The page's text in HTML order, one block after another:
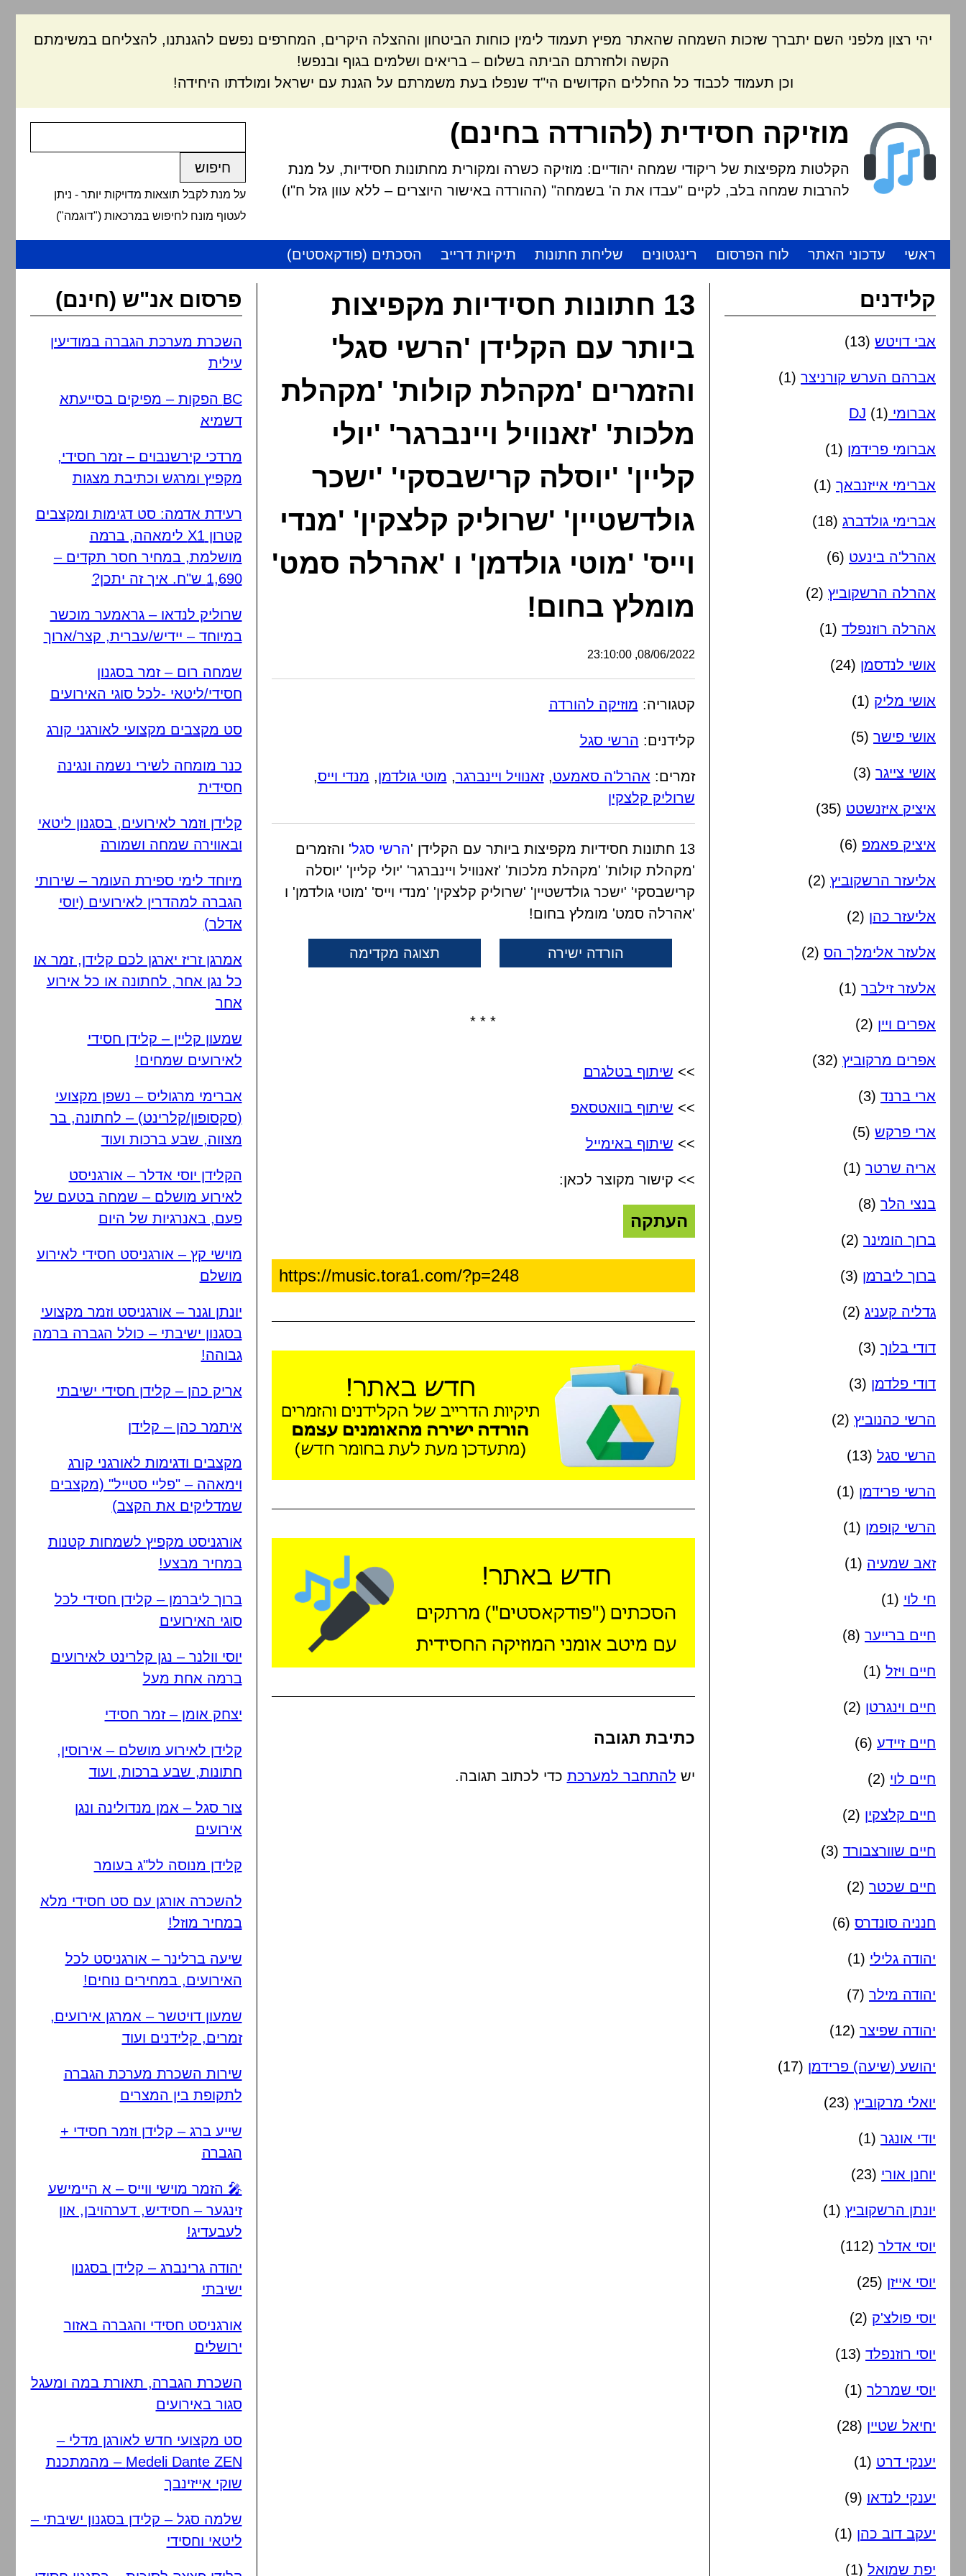
יהי רצון מלפני השם יתברך שזכות השמחה שהאתר מפיץ תעמוד לימין כוחות הביטחון וההצלה היקרים, המחרפים נפשם להגנתנו, להצליחם במשימתם
הקשה ולחזרתם הביתה בשלום – בריאים ושלמים בגוף ובנפש!
וכן תעמוד לכבוד כל החללים הקדושים הי"ד שנפלו בעת משמרתם על הגנת עם ישראל ומולדתו היחידה!
מוזיקה חסידית (להורדה בחינם)
הקלטות מקפיצות של ריקודי שמחה יהודיים: מוזיקה כשרה ומקורית מחתונות חסידיות, על מנת
להרבות שמחה בלב, לקיים "עבדו את ה' בשמחה" (ההורדה באישור היוצרים – ללא עוון גזל ח"ו)
על מנת לקבל תוצאות מדויקות יותר - ניתן
לעטוף מונח לחיפוש במרכאות ("דוגמה")
ראשי עדכוני האתר לוח הפרסום רינגטונים שליחת חתונות תיקיות דרייב הסכתים (פודקאסטים)
13 חתונות חסידיות מקפיצות
ביותר עם הקלידן 'הרשי סגל'
והזמרים 'מקהלת קולות' 'מקהלת
מלכות' 'זאנוויל ויינברגר' 'יולי
קליין' 'יוסלה קרישבסקי' 'ישכר
גולדשטיין' 'שרוליק קלצקין' 'מנדי
וייס' 'מוטי גולדמן' ו 'אהרלה סמט'
מומלץ בחום!
08/06/2022, 23:10:00
קטגוריה: מוזיקה להורדה
קלידנים: הרשי סגל
זמרים: אהרל'ה סאמעט,זאנוויל ויינברגר, מוטי גולדמן, מנדי וייס,
שרוליק קלצקין
13 חתונות חסידיות מקפיצות ביותר עם הקלידן ' הרשי סגל' והזמרים
'מקהלת קולות' 'מקהלת מלכות' 'זאנוויל ויינברגר' 'יולי קליין' 'יוסלה
קרישבסקי' 'ישכר גולדשטיין' 'שרוליק קלצקין' 'מנדי וייס' 'מוטי גולדמן' ו
'אהרלה סמט' מומלץ בחום!
הורדה ישירה תצוגה מקדימה
* * *
>> שיתוף בטלגרם
>> שיתוף בוואטסאפ
>> שיתוף באימייל
>> קישור מקוצר לכאן:
העתקה
כתיבת תגובה
יש להתחבר למערכת כדי לכתוב תגובה.
קלידנים
אבי דויטש (13)
אברהם הערש קורניצר (1)
אברומי DJ (1)
אברומי פרידמן (1)
אברימי אייזנבאך (1)
אברימי גולדברג (18)
אהרל'ה בינעט (6)
אהרלה הרשקוביץ (2)
אהרלה רוזנפלד (1)
אושי לנדסמן (24)
אושי מליק (1)
אושי פישר (5)
אושי צייגר (3)
איציק איזנשטט (35)
איציק פאמפ (6)
אליעזר הרשקוביץ (2)
אליעזר כהן (2)
אלעזר אלימלך הס (2)
אלעזר זילבר (1)
אפרים ויין (2)
אפרים מרקוביץ (32)
ארי ברנד (3)
ארי פרקש (5)
אריה שרטר (1)
בנצי הלר (8)
ברוך הומינר (2)
ברוך ליברמן (3)
גדליה קעניג (2)
דודי בלוך (3)
דודי פלדמן (3)
הרשי כהנוביץ (2)
הרשי סגל (13)
הרשי פרידמן (1)
הרשי קופמן (1)
זאב שמעיה (1)
חי לוי (1)
חיים ברייער (8)
חיים ויזל (1)
חיים וינגרטן (2)
חיים זיידע (6)
חיים לוי (2)
חיים קלצקין (2)
חיים שוורצבורד (3)
חיים שכטר (2)
חנניה סונדרס (6)
יהודה גלילי (1)
יהודה מילר (7)
יהודה שפיצר (12)
יהושע (שיעה) פרידמן (17)
יואלי מרקוביץ (23)
יודי אונגר (1)
יוחנן אורי (23)
יונתן הרשקוביץ (1)
יוסי אדלר (112)
יוסי אייזן (25)
יוסי פולצ'ק (2)
יוסי רוזנפלד (13)
יוסי שמרלר (1)
יחיאל שטיין (28)
יענקי דרט (1)
יענקי לנדאו (9)
יעקב דוב כהן (1)
יפת שמואל (1)
פרסום אנ"ש (חינם)
השכרת מערכת הגברה במודיעין
עילית
BC הפקות – מפיקים בסייעתא
דשמיא
מרדכי קירשנבוים – זמר חסידי,
מקפיץ ומרגש וכתיבת מצגות
רעידת אדמה: סט דגימות ומקצבים
קטרון X1 לימאהה, ברמה
מושלמת, במחיר חסר תקדים –
1,690 ש"ח. איך זה יתכן?
שרוליק לנדאו – גראמער מוכשר
במיוחד – יידיש/עברית, קצר/ארוך
שמחה רום – זמר בסגנון
חסידי/ליטאי -לכל סוגי האירועים
סט מקצבים מקצועי לאורגני קורג
כנר מומחה לשירי נשמה ונגינה
חסידית
קלידן וזמר לאירועים, בסגנון ליטאי
ובאווירה שמחה ושמורה
מיוחד לימי ספירת העומר – שירותי
הגברה למהדרין לאירועים (יוסי
אדלר)
אמרגן זריז יארגן לכם קלידן, זמר או
כל נגן אחר, לחתונה או כל אירוע
אחר
שמעון קליין – קלידן חסידי
לאירועים שמחים!
אברימי מרגוליס – נשפן מקצועי
(סקסופון/קלרינט) – לחתונה, בר
מצווה, שבע ברכות ועוד
הקלידן יוסי אדלר – אורגניסט
לאירוע מושלם – שמחה בטעם של
פעם, באנרגיות של היום
מוישי קץ – אורגניסט חסידי לאירוע
מושלם
יונתן וגנר – אורגניסט וזמר מקצועי
בסגנון ישיבתי – כולל הגברה ברמה
גבוהה!
אריק כהן – קלידן חסידי ישיבתי
איתמר כהן – קלידן
מקצבים ודגימות לאורגני קורג
וימאהה – "פליי סטייל" (מקצבים
שמדליקים את הקצב)
אורגניסט מקפיץ לשמחות קטנות
במחיר מבצע!
ברוך ליברמן – קלידן חסידי לכל
סוגי האירועים
יוסי וולנר – נגן קלרינט לאירועים
ברמה אחת מעל
יצחק אומן – זמר חסידי
קלידן לאירוע מושלם – אירוסין,
חתונות, שבע ברכות, ועוד
צור סגל – אמן מנדולינה ונגן
אירועים
קלידן מנוסה לל"ג בעומר
להשכרה אורגן עם סט חסידי מלא
במחיר מוזל!
שיעה ברלינר – אורגניסט לכל
האירועים, במחירים נוחים!
שמעון דויטשר – אמרגן אירועים,
זמרים, קלידנים ועוד
שירות השכרת מערכת הגברה
לתקופת בין המצרים
שייע ברג – קלידן וזמר חסידי +
הגברה
🎤 הזמר מוישי ווייס – א היימישע
זינגער – חסידיש, דערהויבן, און
לעבעדיג!
יהודה גרינברג – קלידן בסגנון
ישיבתי
אורגניסט חסידי והגברה באזור
ירושלים
השכרת הגברה, תאורת במה ומעגל
סגור באירועים
סט מקצועי חדש לאורגן מדלי –
Medeli Dante ZEN – מהמתכנת
שוקי אייזינבך
שלמה סגל – קלידן בסגנון ישיבתי –
ליטאי וחסידי